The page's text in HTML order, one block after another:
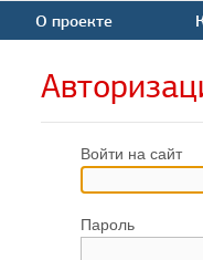
О проекте
Войти на сайт
Пароль